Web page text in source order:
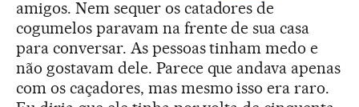
amigos. Nem sequer os catadores de
cogumelos paravam na frente de sua casa
para conversar. As pessoas tinham medo e
não gostavam dele. Parece que andava apenas
com os caçadores, mas mesmo isso era raro.